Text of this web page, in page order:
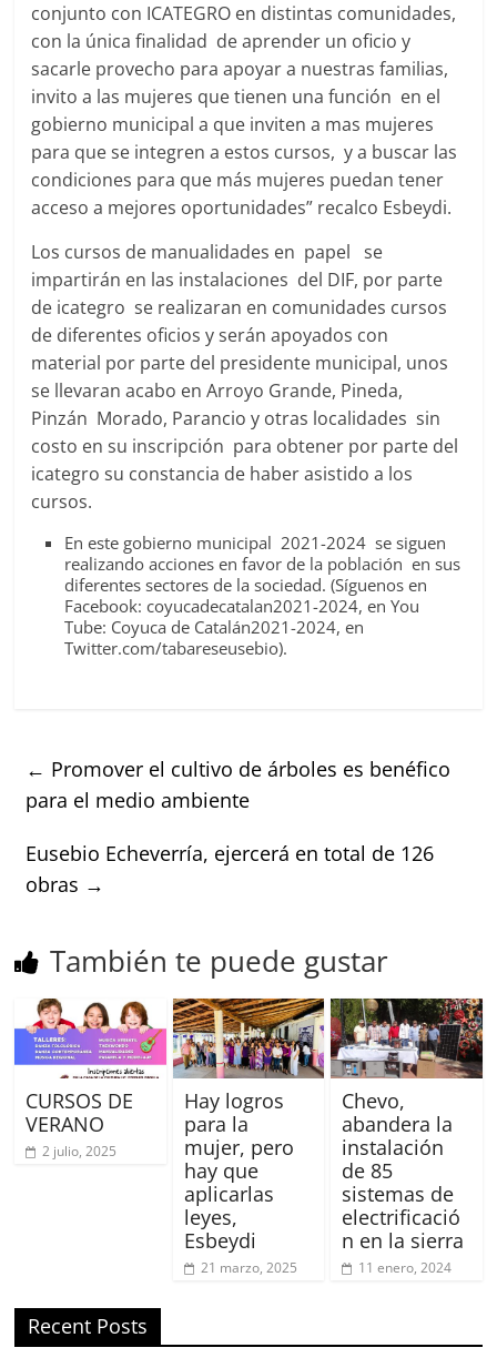
conjunto con ICATEGRO en distintas comunidades,
con la única finalidad de aprender un oficio y
sacarle provecho para apoyar a nuestras familias,
invito a las mujeres que tienen una función en el
gobierno municipal a que inviten a mas mujeres
para que se integren a estos cursos, y a buscar las
condiciones para que más mujeres puedan tener
acceso a mejores oportunidades” recalco Esbeydi.
Los cursos de manualidades en papel se
impartirán en las instalaciones del DIF, por parte
de icategro se realizaran en comunidades cursos
de diferentes oficios y serán apoyados con
material por parte del presidente municipal, unos
se llevaran acabo en Arroyo Grande, Pineda,
Pinzán Morado, Parancio y otras localidades sin
costo en su inscripción para obtener por parte del
icategro su constancia de haber asistido a los
cursos.
En este gobierno municipal 2021-2024 se siguen
realizando acciones en favor de la población en sus
diferentes sectores de la sociedad. (Síguenos en
Facebook: coyucadecatalan2021-2024, en You
Tube: Coyuca de Catalán2021-2024, en
Twitter.com/tabareseusebio).
← Promover el cultivo de árboles es benéfico
para el medio ambiente
Eusebio Echeverría, ejercerá en total de 126
obras →
También te puede gustar
CURSOS DE
VERANO
2 julio, 2025
Hay logros
para la
mujer, pero
hay que
aplicarlas
leyes,
Esbeydi
21 marzo, 2025
Chevo,
abandera la
instalación
de 85
sistemas de
electrificació
n en la sierra
11 enero, 2024
Recent Posts